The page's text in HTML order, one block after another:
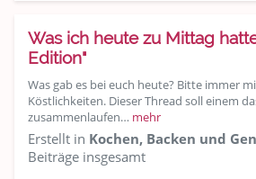
Was ich heute zu Mittag
Edition"
Was gab es bei euch heute? Bitte immer
Köstlichkeiten. Dieser Thread soll einem
zusammenlaufen… mehr
Erstellt in Kochen, Backen und
Beiträge insgesamt